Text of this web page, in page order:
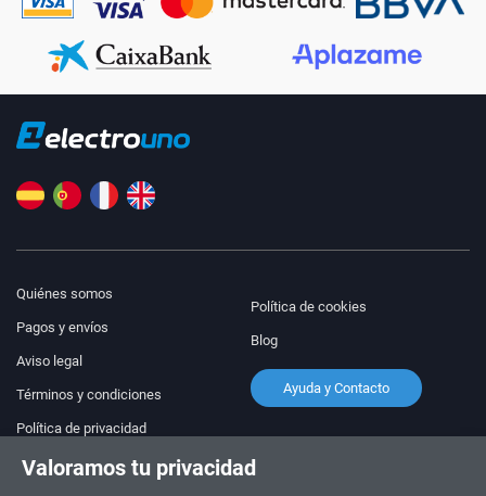
Quiénes somos
Pagos y envíos
Aviso legal
Términos y condiciones
Política de privacidad
Política de cookies
Blog
Ayuda y Contacto
PEDIDOS Y CONSULTAS ¡Síguenos!
Valoramos tu privacidad